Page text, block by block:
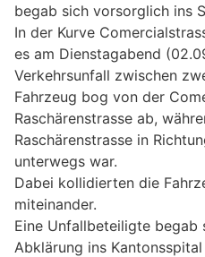
begab sich vorsorglich ins
In der Kurve
es am Dienstagabend
Verkehrsunfall zwischen
Fahrzeug bog von der
Raschärenstrasse ab,
Raschärenstrasse in
unterwegs war.
Dabei kollidierten die
miteinander.
Eine Unfallbeteiligte begab
Abklärung ins